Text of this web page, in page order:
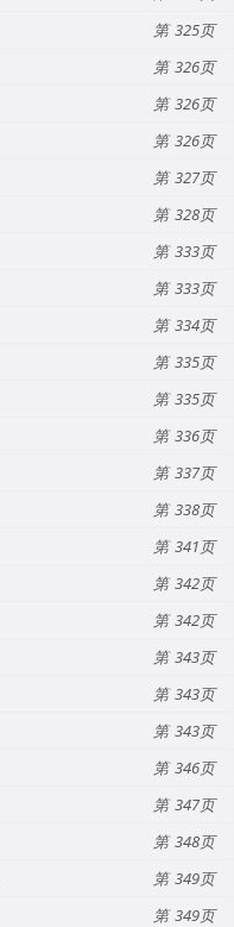
325
326
326
326
327
328
333
333
334
335
335
336
337
338
341
342
342
343
343
343
346
347
348
349
349